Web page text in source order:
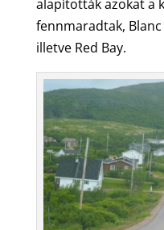
alapították azokat a
fennmaradtak, Blanc
illetve Red Bay.